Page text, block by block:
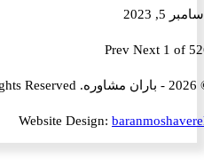
PrevNext 1
Website Design: